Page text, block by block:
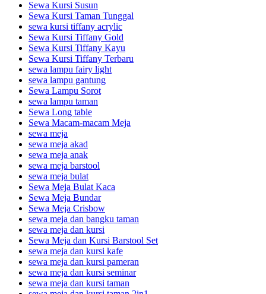
Sewa Kursi Susun
Sewa Kursi Taman Tunggal
sewa kursi tiffany acrylic
Sewa Kursi Tiffany Gold
Sewa Kursi Tiffany Kayu
Sewa Kursi Tiffany Terbaru
sewa lampu fairy light
sewa lampu gantung
Sewa Lampu Sorot
sewa lampu taman
Sewa Long table
Sewa Macam-macam Meja
sewa meja
sewa meja akad
sewa meja anak
sewa meja barstool
sewa meja bulat
Sewa Meja Bulat Kaca
Sewa Meja Bundar
Sewa Meja Crisbow
sewa meja dan bangku taman
sewa meja dan kursi
Sewa Meja dan Kursi Barstool Set
sewa meja dan kursi kafe
sewa meja dan kursi pameran
sewa meja dan kursi seminar
sewa meja dan kursi taman